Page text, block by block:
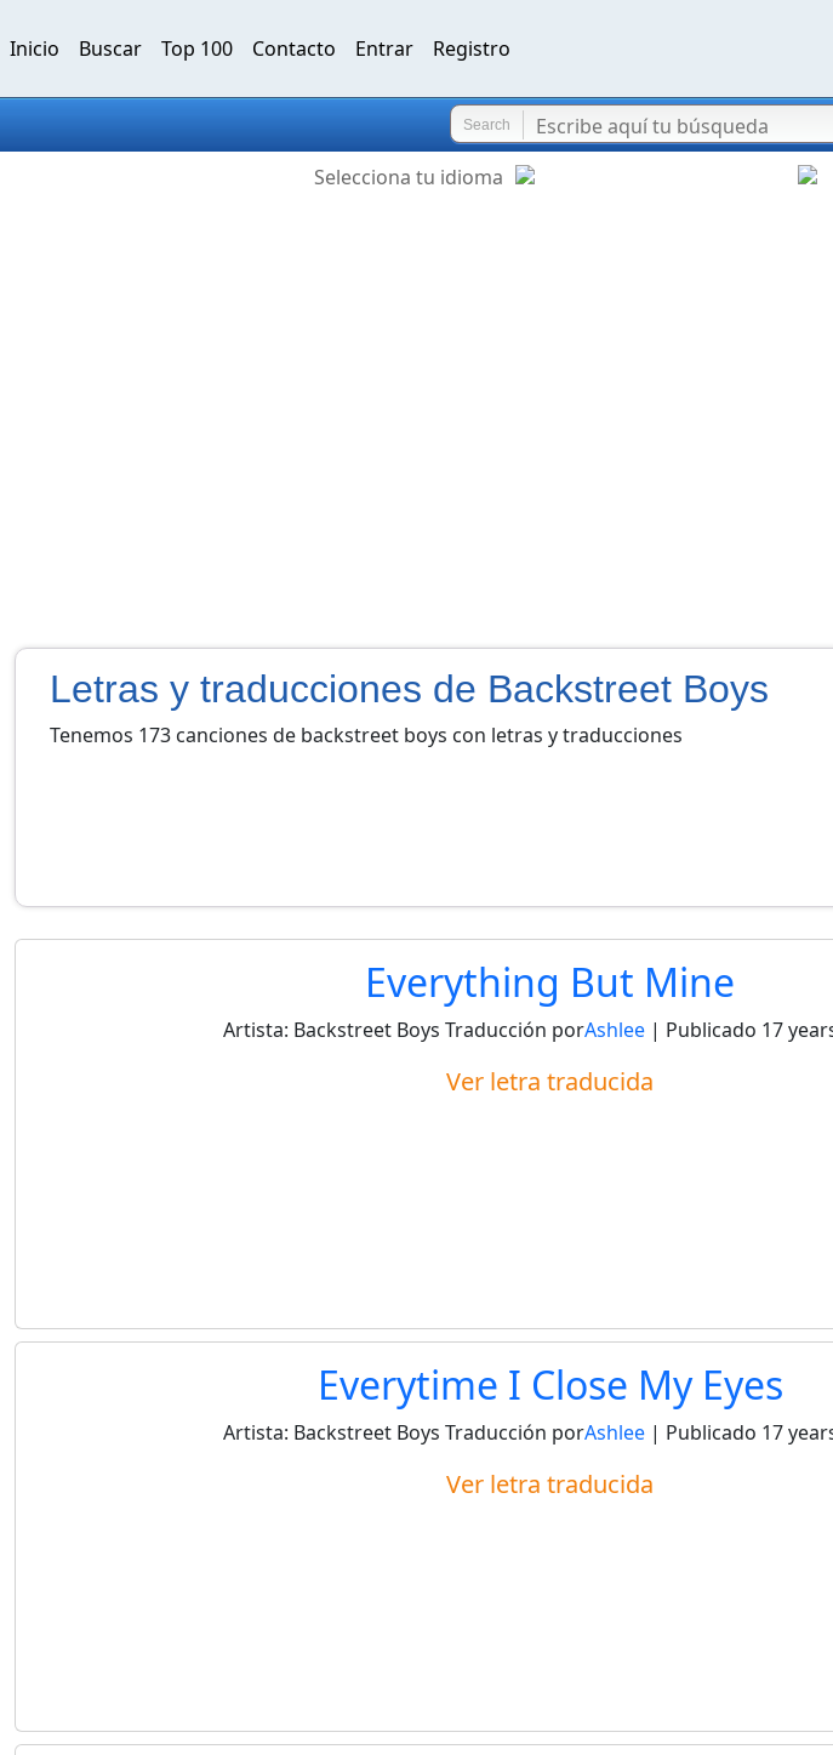
Inicio Buscar Top 100 Contacto Entrar Registro
Search
Selecciona tu idioma
Letras y traducciones de Backstreet Boys
Tenemos 173 canciones de backstreet boys con letras y traducciones
Everything But Mine
Artista: Backstreet Boys Traducción porAshlee | Publicado 17
Ver letra traducida
Everytime I Close My Eyes
Artista: Backstreet Boys Traducción porAshlee | Publicado 17
Ver letra traducida